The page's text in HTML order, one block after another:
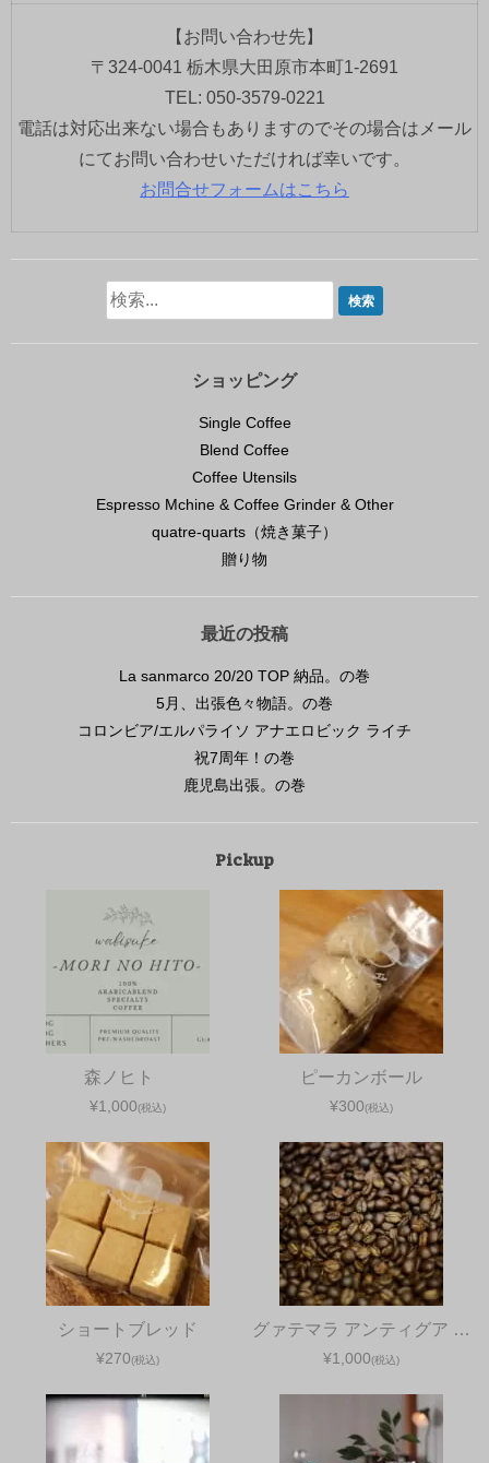
【お問い合わせ先】
〒324-0041 栃木県大田原市本町1-2691
TEL: 050-3579-0221
電話は対応出来ない場合もありますのでその場合はメール
にてお問い合わせいただければ幸いです。
お問合せフォームはこちら
ショッピング
Single Coffee
Blend Coffee
Coffee Utensils
Espresso Mchine & Coffee Grinder & Other
quatre-quarts（焼き菓子）
贈り物
最近の投稿
La sanmarco 20/20 TOP 納品。の巻
5月、出張色々物語。の巻
コロンビア/エルパライソ アナエロビック ライチ
祝7周年！の巻
鹿児島出張。の巻
Pickup
森ノヒト
¥1,000(税込)
ピーカンボール
¥300(税込)
ショートブレッド
¥270(税込)
グァテマラ アンティグア …
¥1,000(税込)